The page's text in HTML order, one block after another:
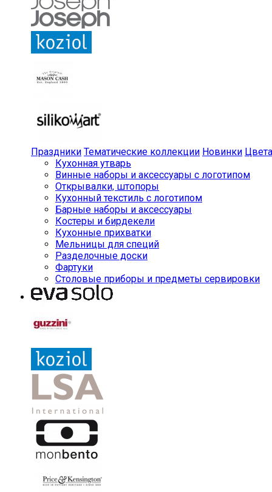
Праздники Тематические коллекции Новинки Цвета
Кухонная утварь
Винные наборы и аксессуары с логотипом
Открывалки, штопоры
Кухонный текстиль с логотипом
Барные наборы и аксессуары
Костеры и бирдекели
Кухонные прихватки
Мельницы для специй
Разделочные доски
Фартуки
Столовые приборы и предметы сервировки